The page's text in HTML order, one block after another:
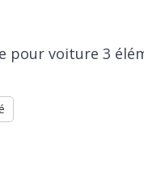
pour voiture 3